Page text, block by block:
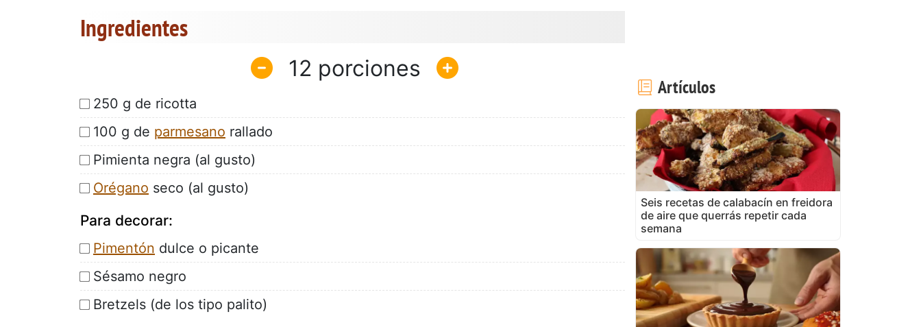
Ingredientes
12
250 g de ricotta
100 g de parmesano rallado
Pimienta negra (al gusto)
Orégano seco (al gusto)
Para decorar:
Pimentón dulce o picante
Sésamo negro
Bretzels (de los tipo palito)
Artículos
Seis recetas de calabacín en freidora
de aire que querrás repetir cada
semana